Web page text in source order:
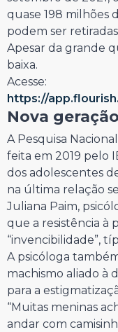
quase 198 milhões
podem ser
Apesar da grande
baixa.
Acesse:
https://
Nova
A Pesquisa
feita em 2019 pelo
dos adolescentes
na última relação
Juliana Paim,
que a resistência à
“invencibilidade”,
A psicóloga
machismo aliado à
para a
“Muitas meninas
andar com